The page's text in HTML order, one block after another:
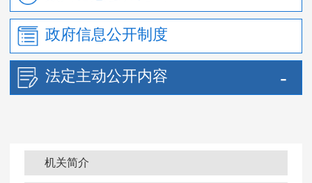
政府信息公开制度
法定主动公开内容
机关简介